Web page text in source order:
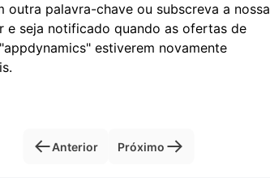
outra palavra-chave ou subscreva a nossa
e seja notificado quando as ofertas de
estiverem novamente
Anterior Próximo